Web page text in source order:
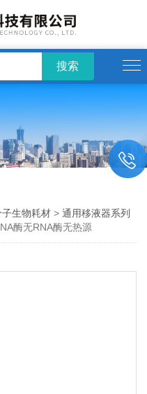
子生物耗材 >通用移液器系列
酶无RNA酶无热源